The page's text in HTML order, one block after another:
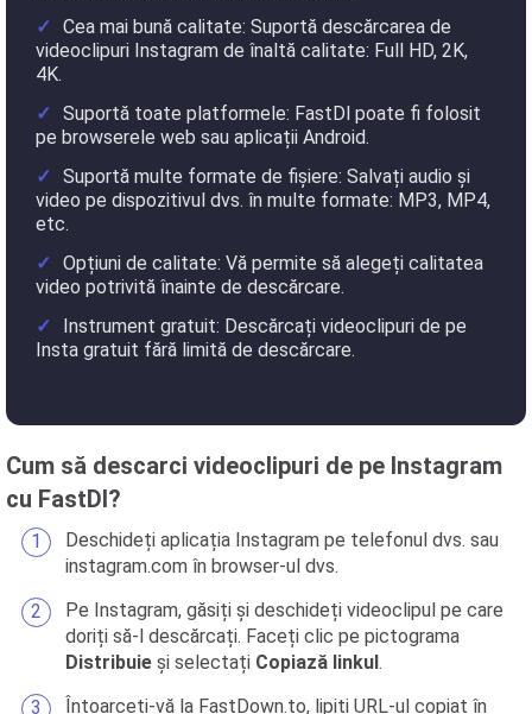
Cea mai bună calitate: Suportă descărcarea de
videoclipuri Instagram de înaltă calitate: Full HD, 2K,
4K.
Suportă toate platformele: FastDl poate fi folosit
pe browserele web sau aplicații Android.
Suportă multe formate de fișiere: Salvați audio și
video pe dispozitivul dvs. în multe formate: MP3, MP4,
etc.
Opțiuni de calitate: Vă permite să alegeți calitatea
video potrivită înainte de descărcare.
Instrument gratuit: Descărcați videoclipuri de pe
Insta gratuit fără limită de descărcare.
Cum să descarci videoclipuri de pe Instagram
cu FastDl?
Deschideți aplicația Instagram pe telefonul dvs. sau
instagram.com în browser-ul dvs.
Pe Instagram, găsiți și deschideți videoclipul pe care
doriți să-l descărcați. Faceți clic pe pictograma
Distribuie și selectați Copiază linkul.
Întoarceți-vă la FastDown.to, lipiți URL-ul copiat în